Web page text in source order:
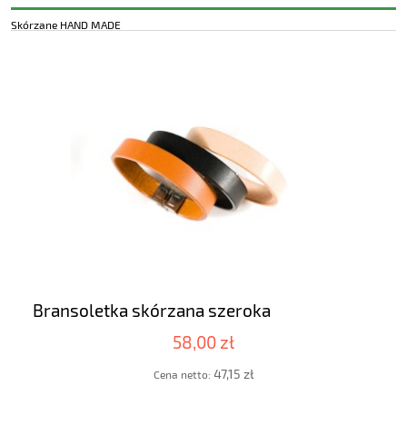
Skórzane HAND MADE
Bransoletka skórzana szeroka
58,00 zł
Cena netto: 47,15 zł